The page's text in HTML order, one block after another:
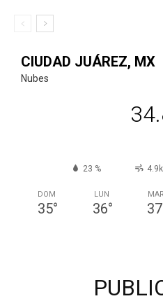
CIUDAD JUÁREZ, MX
Nubes
23 %
DOM
35°
LUN
36°
MAR
37